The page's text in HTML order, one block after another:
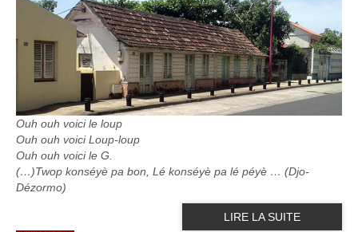
Ouh ouh voici le loup
Ouh ouh voici Loup-loup
Ouh ouh voici le G.
(…)Twop konséyè pa bon, Lé konséyè pa lé péyè … (Djo-
Dézormo)
LIRE LA SUITE